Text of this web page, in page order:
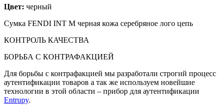
Цвет: черный
Сумка FENDI INT M черная кожа серебряное лого цепь
КОНТРОЛЬ КАЧЕСТВА
БОРЬБА С КОНТРАФАКЦИЕЙ
Для борьбы с контрафакцией мы разработали строгий процесс
аутентификации товаров а так же используем новейшие
технологии в этой области – прибор для аутентификации
Entrupy.